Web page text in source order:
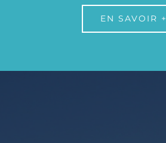
EN SAVOIR +